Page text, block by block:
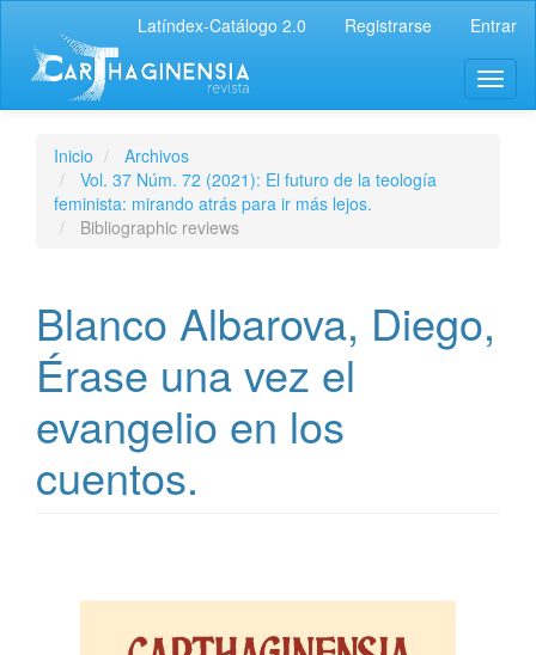
Latíndex-Catálogo 2.0 Registrarse Entrar
Inicio
Archivos
Vol. 37 Núm. 72 (2021): El futuro de la teología
feminista: mirando atrás para ir más lejos.
Bibliographic reviews
Blanco Albarova, Diego,
Érase una vez el
evangelio en los
cuentos.